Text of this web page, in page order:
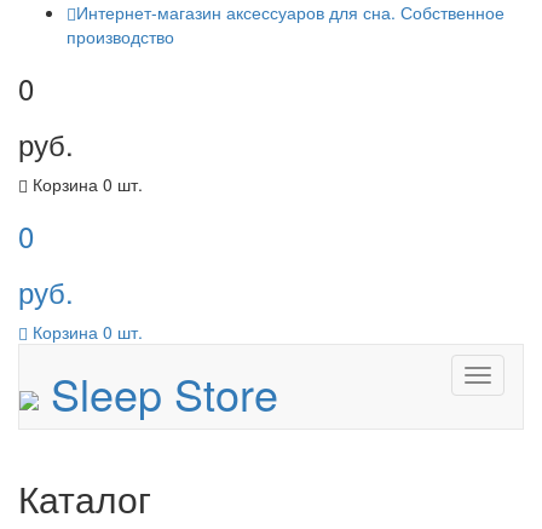
Интернет-магазин аксессуаров для сна. Собственное
производство
0
руб.
Корзина 0 шт.
0
руб.
Корзина 0 шт.
Menu
Sleep Store
Каталог